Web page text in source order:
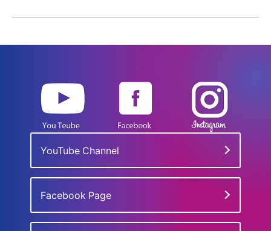
YouTube Channel
Facebook Page